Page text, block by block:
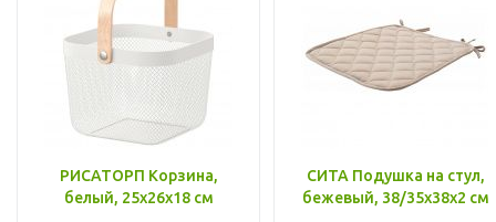
РИСАТОРП Корзина,
белый, 25x26x18 см
СИТА Подушка на стул,
бежевый, 38/35x38x2 см